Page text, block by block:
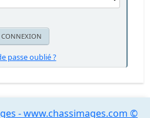
passe oublié ?
- www.chassimages.com ©